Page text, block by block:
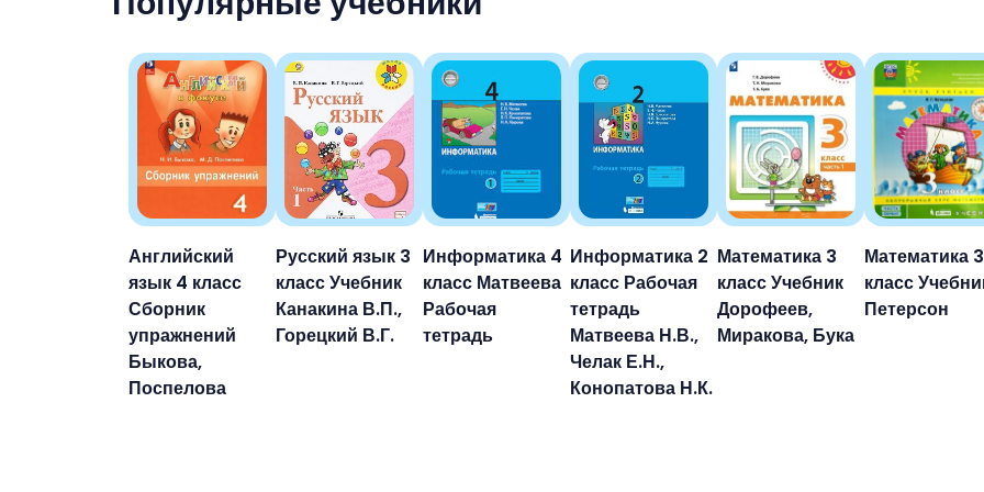
Английский
язык 4 класс
Сборник
упражнений
Быкова,
Поспелова
Русский язык 3
класс Учебник
Канакина В.П.,
Горецкий В.Г.
Информатика 4
класс Матвеева
Рабочая
тетрадь
Информатика 2
класс Рабочая
тетрадь
Матвеева Н.В.,
Челак Е.Н.,
Конопатова Н.К.
Математика 3
класс Учебник
Дорофеев,
Миракова, Бука
Математика 3
класс
Петерсон